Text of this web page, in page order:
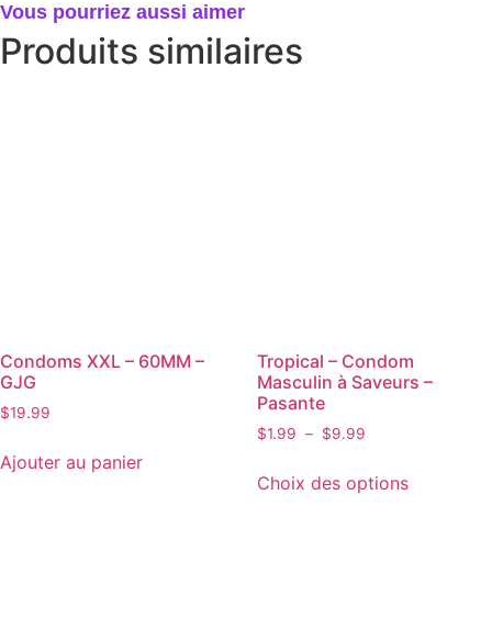
Vous pourriez aussi aimer
Produits similaires
Condoms XXL – 60MM –
GJG
$19.99
Ajouter au panier
Tropical – Condom
Masculin à Saveurs –
Pasante
$1.99 – $9.99
Choix des options